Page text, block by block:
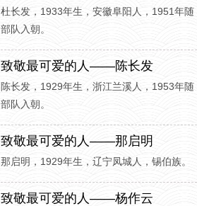
杜长发，1933年生，安徽阜阳人，1951年随
部队入朝。
致敬最可爱的人——陈长发
陈长发，1929年生，浙江兰溪人，1953年随
部队入朝。
致敬最可爱的人——那启明
那启明，1929年生，辽宁凤城人，锡伯族。
致敬最可爱的人——杨作云